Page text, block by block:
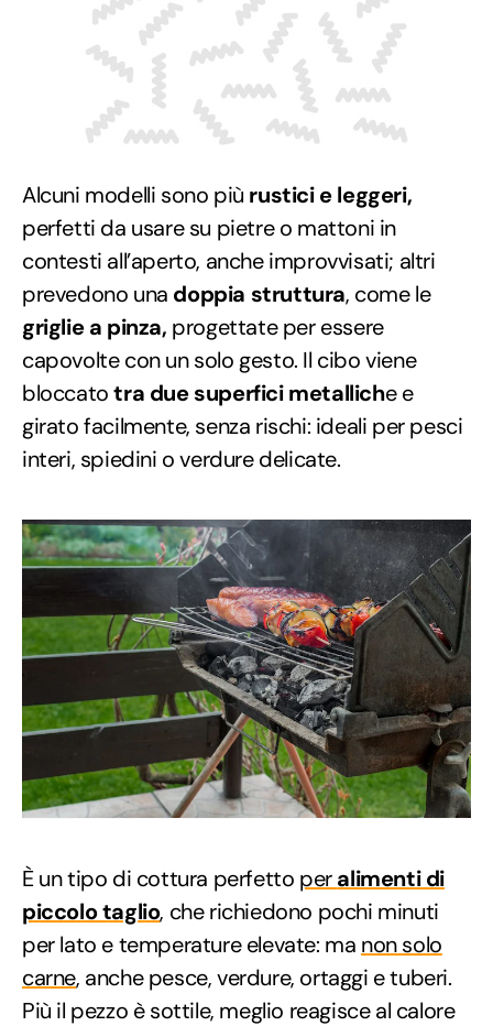
Alcuni modelli sono più rustici e leggeri,
perfetti da usare su pietre o mattoni in
contesti all’aperto, anche improvvisati; altri
prevedono una doppia struttura, come le
griglie a pinza, progettate per essere
capovolte con un solo gesto. Il cibo viene
bloccatotra due superfici metalliche e
girato facilmente, senza rischi: ideali per pesci
interi, spiedini o verdure delicate.
È un tipo di cottura perfetto peralimenti di
piccolo taglio, che richiedono pochi minuti
per lato e temperature elevate: ma non solo
carne, anche pesce, verdure, ortaggi e tuberi.
Più il pezzo è sottile, meglio reagisce al calore